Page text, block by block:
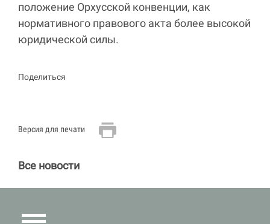
положение Орхусской конвенции, как
нормативного правового акта более высокой
юридической силы.
Поделиться
Версия для печати
Все новости